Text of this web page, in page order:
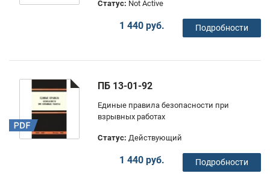
Статус: Not Active
1 440 руб. Подробности
ПБ 13-01-92
Единые правила безопасности при
взрывных работах
Статус: Действующий
1 440 руб. Подробности